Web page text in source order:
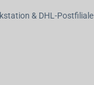
& DHL-Postfiliale